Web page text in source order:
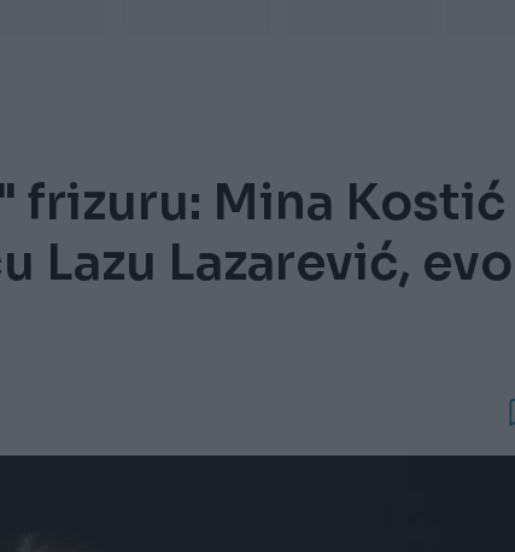
frizuru: Mina Kostić
Lazu Lazarević, evo